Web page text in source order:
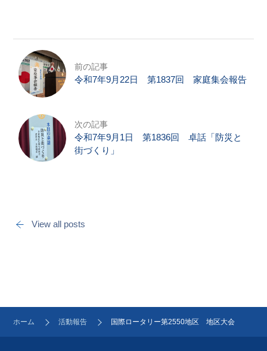
前の記事
令和7年9月22日 第1837回 家庭集会報告
次の記事
令和7年9月1日 第1836回 卓話「防災と
街づくり」
View all posts
ホーム 活動報告 国際ロータリー第2550地区 地区大会